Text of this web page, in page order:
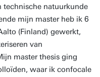
technische natuurkunde
mijn master heb ik 6
(Finland) gewerkt,
van
master thesis ging
waar ik confocale